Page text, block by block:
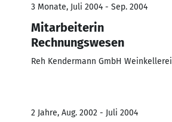
3 Monate, Juli 2004 - Sep. 2004
Mitarbeiterin
Rechnungswesen
Reh Kendermann GmbH Weinkellerei
2 Jahre, Aug. 2002 - Juli 2004